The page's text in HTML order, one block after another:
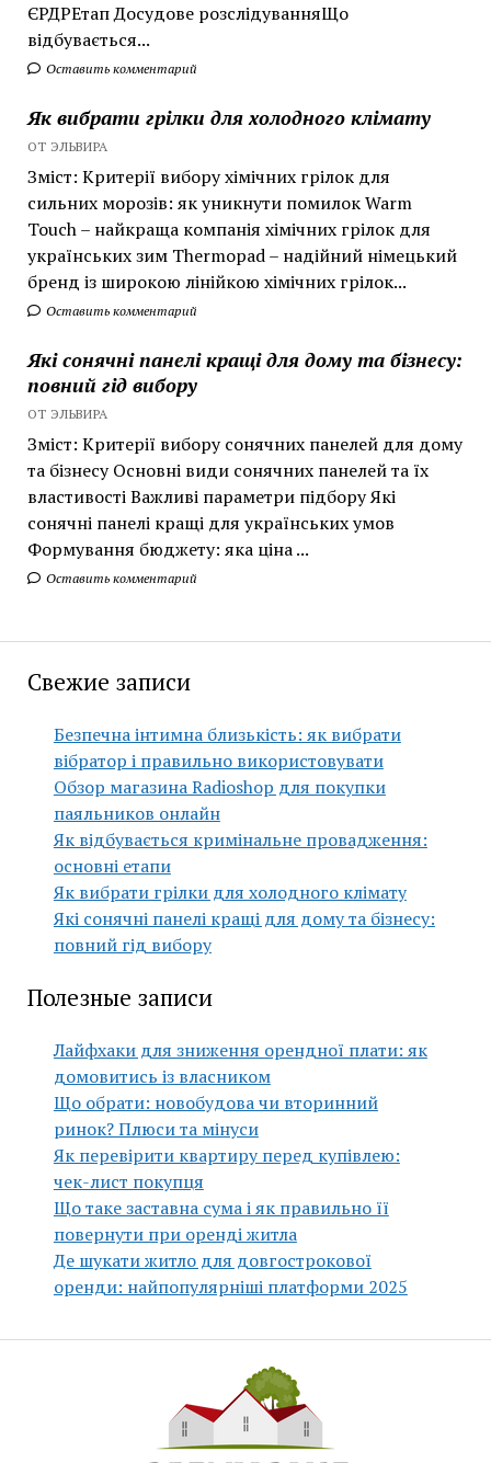
ЄРДРЕтап Досудове розслідуванняЩо
відбувається...
Оставить комментарий
Як вибрати грілки для холодного клімату
ОТ ЭЛЬВИРА
Зміст: Критерії вибору хімічних грілок для
сильних морозів: як уникнути помилок Warm
Touch – найкраща компанія хімічних грілок для
українських зим Thermopad – надійний німецький
бренд із широкою лінійкою хімічних грілок...
Оставить комментарий
Які сонячні панелі кращі для дому та бізнесу:
повний гід вибору
ОТ ЭЛЬВИРА
Зміст: Критерії вибору сонячних панелей для дому
та бізнесу Основні види сонячних панелей та їх
властивості Важливі параметри підбору Які
сонячні панелі кращі для українських умов
Формування бюджету: яка ціна ...
Оставить комментарий
Свежие записи
Безпечна інтимна близькість: як вибрати
вібратор і правильно використовувати
Обзор магазина Radioshop для покупки
паяльников онлайн
Як відбувається кримінальне провадження:
основні етапи
Як вибрати грілки для холодного клімату
Які сонячні панелі кращі для дому та бізнесу:
повний гід вибору
Полезные записи
Лайфхаки для зниження орендної плати: як
домовитись із власником
Що обрати: новобудова чи вторинний
ринок? Плюси та мінуси
Як перевірити квартиру перед купівлею:
чек-лист покупця
Що таке заставна сума і як правильно її
повернути при оренді житла
Де шукати житло для довгострокової
оренди: найпопулярніші платформи 2025